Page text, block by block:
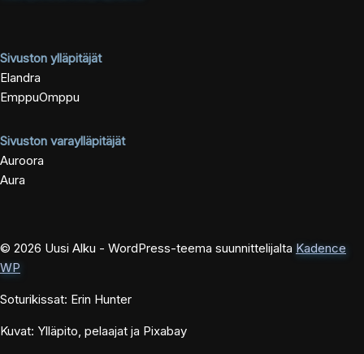
Sivuston ylläpitäjät
Elandra
EmppuOmppu
Sivuston varaylläpitäjät
Auroora
Aura
© 2026 Uusi Alku - WordPress-teema suunnittelijalta Kadence
WP
Soturikissat: Erin Hunter
Kuvat: Ylläpito, pelaajat ja Pixabay